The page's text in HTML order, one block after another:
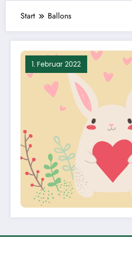
Start Ballons
1. Februar 2022